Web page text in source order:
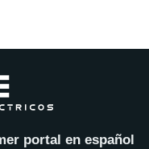
portal en español